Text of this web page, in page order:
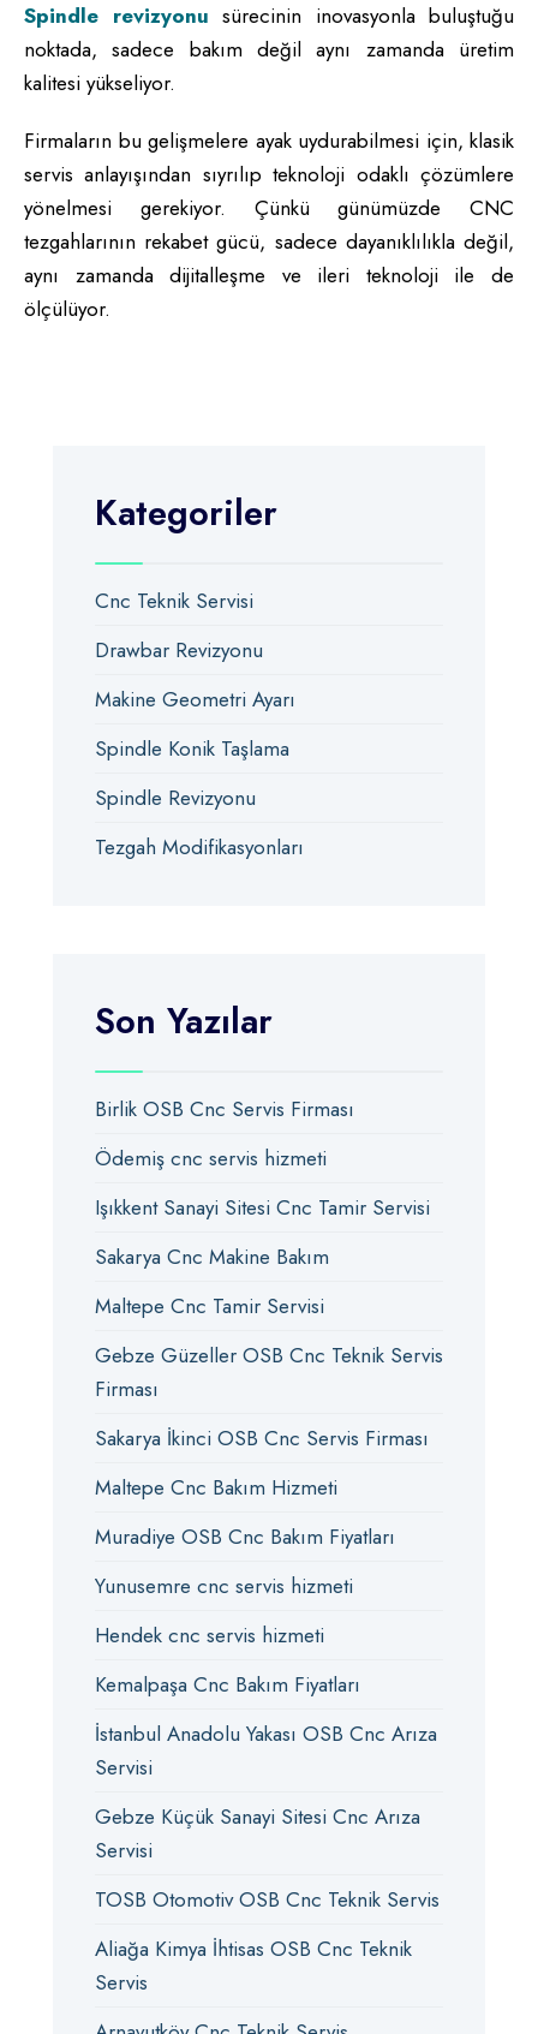
Spindle revizyonu sürecinin inovasyonla buluştuğu
noktada, sadece bakım değil aynı zamanda üretim
kalitesi yükseliyor.
Firmaların bu gelişmelere ayak uydurabilmesi için, klasik
servis anlayışından sıyrılıp teknoloji odaklı çözümlere
yönelmesi gerekiyor. Çünkü günümüzde CNC
tezgahlarının rekabet gücü, sadece dayanıklılıkla değil,
aynı zamanda dijitalleşme ve ileri teknoloji ile de
ölçülüyor.
Kategoriler
Cnc Teknik Servisi
Drawbar Revizyonu
Makine Geometri Ayarı
Spindle Konik Taşlama
Spindle Revizyonu
Tezgah Modifikasyonları
Son Yazılar
Birlik OSB Cnc Servis Firması
Ödemiş cnc servis hizmeti
Işıkkent Sanayi Sitesi Cnc Tamir Servisi
Sakarya Cnc Makine Bakım
Maltepe Cnc Tamir Servisi
Gebze Güzeller OSB Cnc Teknik Servis
Firması
Sakarya İkinci OSB Cnc Servis Firması
Maltepe Cnc Bakım Hizmeti
Muradiye OSB Cnc Bakım Fiyatları
Yunusemre cnc servis hizmeti
Hendek cnc servis hizmeti
Kemalpaşa Cnc Bakım Fiyatları
İstanbul Anadolu Yakası OSB Cnc Arıza
Servisi
Gebze Küçük Sanayi Sitesi Cnc Arıza
Servisi
TOSB Otomotiv OSB Cnc Teknik Servis
Aliağa Kimya İhtisas OSB Cnc Teknik
Servis